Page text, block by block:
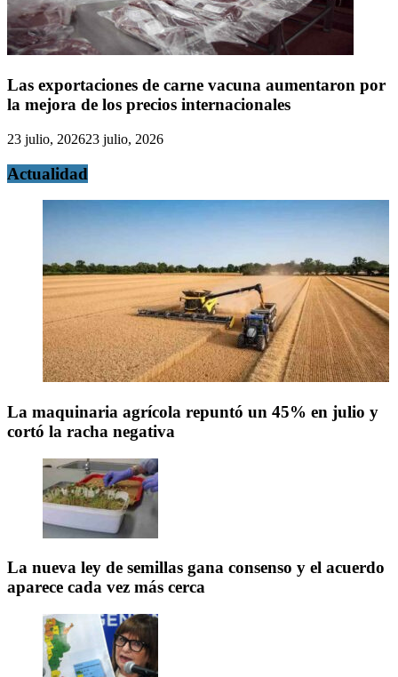
Las exportaciones de carne vacuna aumentaron por
la mejora de los precios internacionales
23 julio, 202623 julio, 2026
Actualidad
La maquinaria agrícola repuntó un 45% en julio y
cortó la racha negativa
La nueva ley de semillas gana consenso y el acuerdo
aparece cada vez más cerca